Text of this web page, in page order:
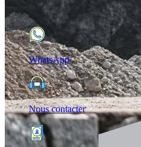
WhatsApp
Nous contacter